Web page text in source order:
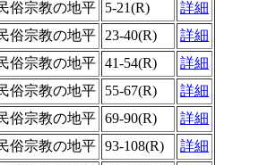
俗宗教の地平 5-21(R)
詳細
俗宗教の地平 23-40(R)
詳細
俗宗教の地平 41-54(R)
詳細
俗宗教の地平 55-67(R)
詳細
俗宗教の地平 69-90(R)
詳細
俗宗教の地平 93-108(R)
詳細